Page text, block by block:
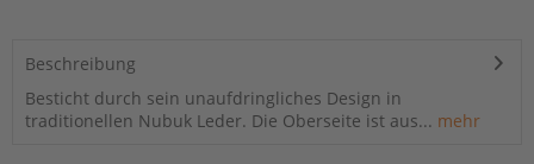
Beschreibung
Besticht durch sein unaufdringliches Design in
traditionellen Nubuk Leder. Die Oberseite ist aus... mehr